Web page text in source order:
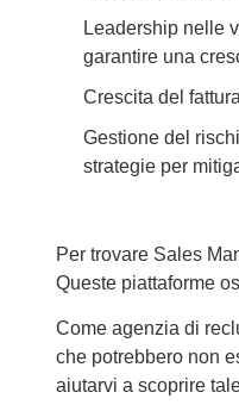
Leadership nelle
garantire una
Crescita del
Gestione del
strategie per
Per trovare Sales
Queste piattaforme
Come agenzia di
che potrebbero non
aiutarvi a scoprire